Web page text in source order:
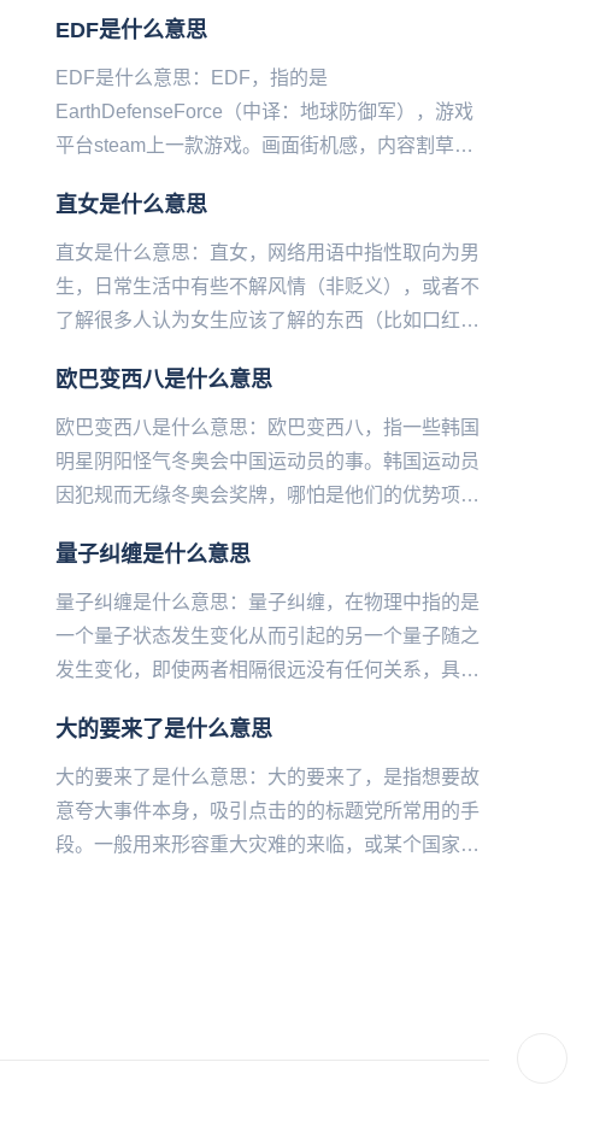
EDF是什么意思
EDF是什么意思：EDF，指的是
EarthDefenseForce（中译：地球防御军），游戏
平台steam上一款游戏。画面街机感，内容割草
保护地球而要击...
直女是什么意思
直女是什么意思：直女，网络用语中指‌‌‌‌‌‌‌‌‌‌‌性取向为男
生，日常生活中有些不解风情（非贬义），或者不
了解很多人认为女生应该了解的东西（比如口红）
欧巴变西八是什么意思
欧巴变西八是什么意思：欧巴变西八，指一些‌‌‌‌‌‌‌‌‌‌‌‌韩国
明星阴阳怪气冬奥会中国运动员的事。韩国运动员
因犯规而无缘冬奥会奖牌，哪怕是他们的优势项目
言...
量子纠缠是什么意思
量子纠缠是什么意思：量子纠缠，在物理中指的是
一个量子状态发生变化从而引起的另一个量子随之
发生变化，即使两者相隔很远没有任何关系，具有
缘分产...
大的要来了是什么意思
大的要来了是什么意思：大的要来了，是指想要故
意夸大事件本身，吸引点击的的标题党所常用的手
段。一般用来形容重大灾难的来临，或某个国家发